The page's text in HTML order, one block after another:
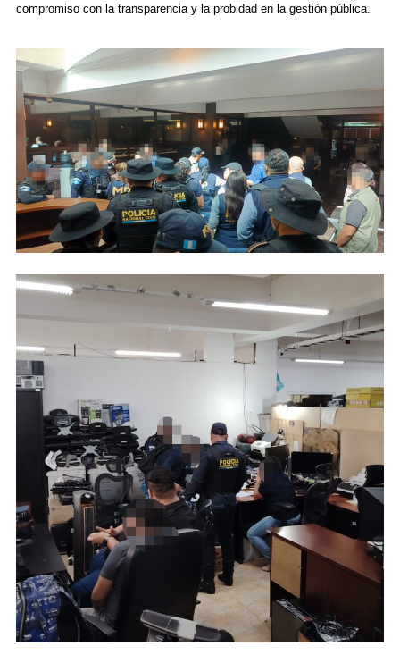
compromiso con la transparencia y la probidad en la gestión pública.